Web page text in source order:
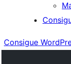
Consigue